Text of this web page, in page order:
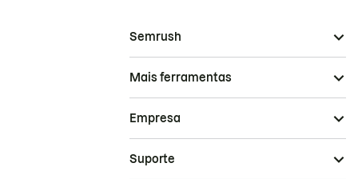
Semrush
Mais ferramentas
Empresa
Suporte